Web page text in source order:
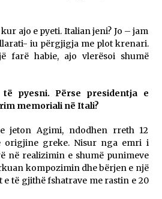
ajo e pyeti. Italian jeni? Jo – jam
iu përgjigja me plot krenari.
farë habie, ajo vlerësoi shumë
pyesni. Përse presidentja e
memoriali në Itali?
jeton Agimi, ndodhen rreth 12
origjine greke. Nisur nga emri i
në realizimin e shumë punimeve
kompozimin dhe bërjen e një
të gjithë fshatrave me rastin e 20